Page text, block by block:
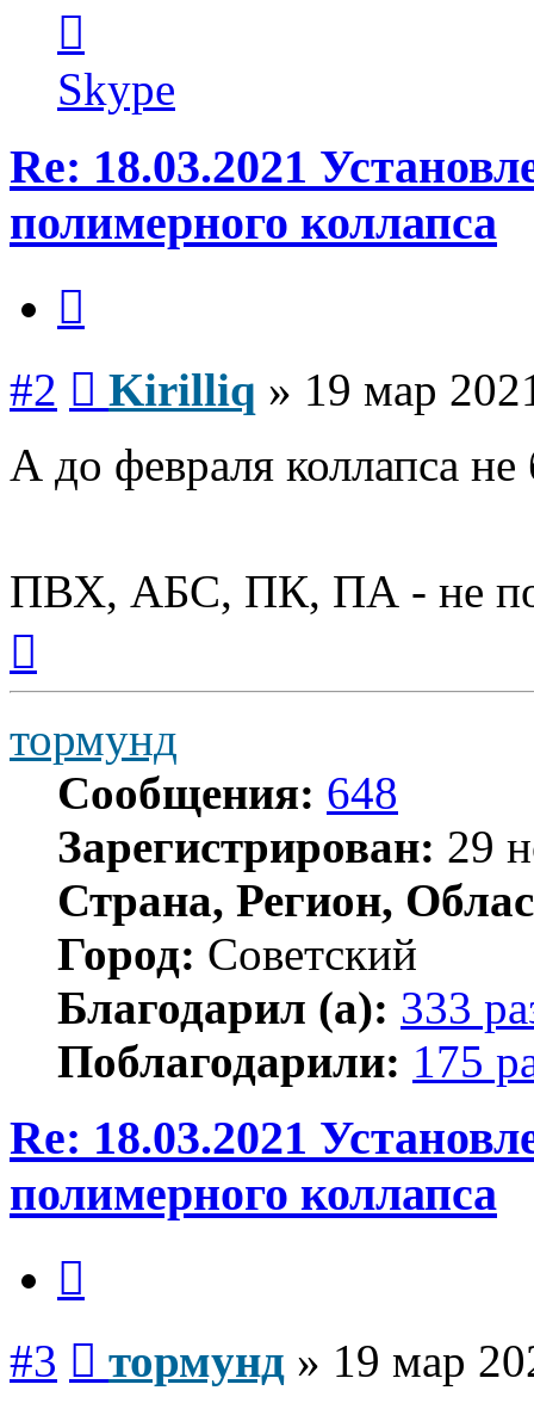
пользователя
Kirilliq
Skype
Re: 18.03.2021
полимерного коллапса
#2 Kirilliq » 19 мар
А до февраля коллапса
ПВХ, АБС, ПК, ПА - не
началу
тормунд
Сообщения: 648
Зарегистрирован: 29
Страна, Регион,
Город: Советский
Благодарил (а): 333
Поблагодарили: 175
Re: 18.03.2021
полимерного коллапса
#3 тормунд » 19 мар